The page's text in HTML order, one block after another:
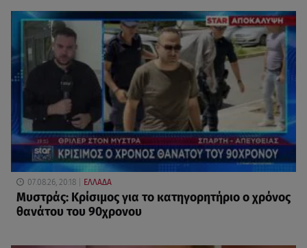
07.08.26, 20:18 ΕΛΛΑΔΑ
Μυστράς: Κρίσιμος για το κατηγορητήριο ο χρόνος
θανάτου του 90χρονου